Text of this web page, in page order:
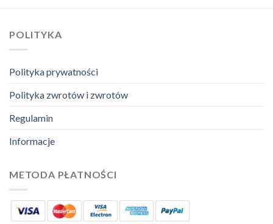
POLITYKA
Polityka prywatności
Polityka zwrotów i zwrotów
Regulamin
Informacje
METODA PŁATNOŚCI